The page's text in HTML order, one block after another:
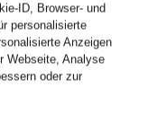
ID, Browser- und
personalisierte
Anzeigen
Webseite, Analyse
oder zur